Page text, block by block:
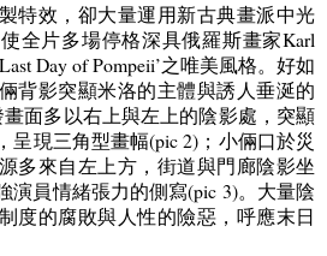
特效，卻大量運用新古典畫派中光
全片多場停格深具俄羅斯畫家Karl
Day of Pompeii’之唯美風格。 好如
背影突顯米洛的主體與誘人垂涎的
畫面多以右上與左上的陰影處 ， 突顯
， 呈現三角型畫幅(pic 2) ； 小倆口於災
多來自左上方 ， 街道與門廊陰影坐
演員情緒張力的側寫(pic 3)。 大量陰
度的腐敗與人性的險惡 ， 呼應末日